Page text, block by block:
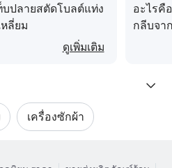
ระกอบด้วยโรงงานผลิตและ
ะเงินของคุณคืออะไร
หรับลูกค้าที่ปกติและเชื่อถือได้
บปลายสตัดโบลต์แท่ง
ลี่ยม
ดูเพิ่มเติม
อะไรคื
กลีบจา
เครื่องซักผ้า